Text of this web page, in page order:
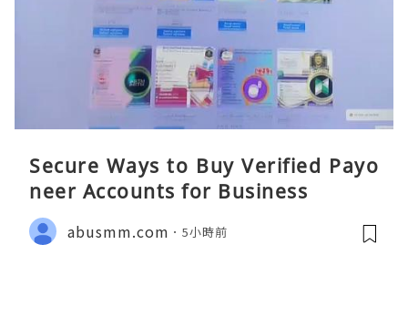
Secure Ways to Buy Verified Payo
neer Accounts for Business
abusmm.com 5小時前